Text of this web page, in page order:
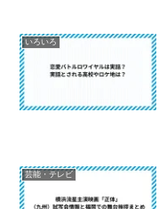
いろいろ
芸能・テレビ